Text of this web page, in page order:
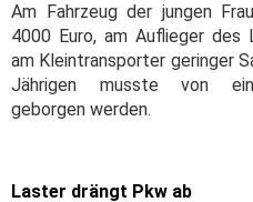
Am Fahrzeug der jungen
4000 Euro, am Auflieger des
am Kleintransporter geringer
Jährigen musste von
geborgen werden.
Laster drängt Pkw ab